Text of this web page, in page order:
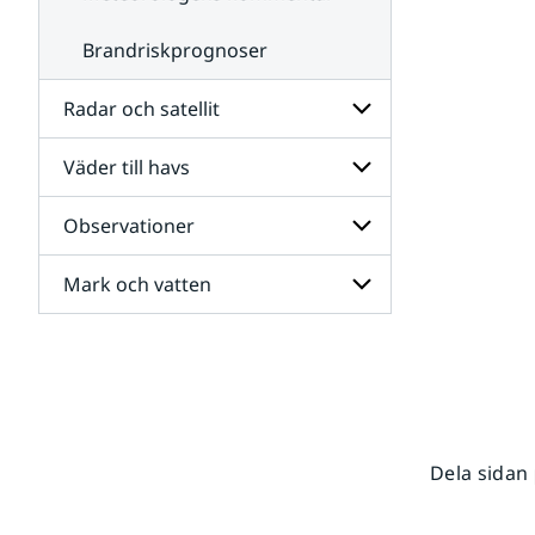
Brandriskprognoser
Radar och satellit
Undersidor
för
Radar
och
satellit
Väder till havs
Undersidor
för
Väder
till
havs
Observationer
Undersidor
för
Mark och vatten
Dela sidan